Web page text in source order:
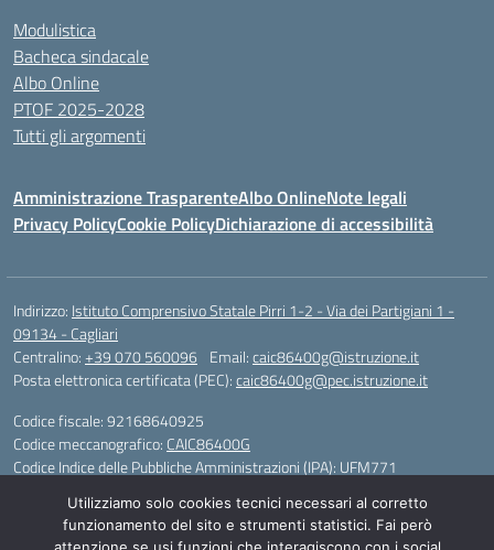
Modulistica
Bacheca sindacale
Albo Online
PTOF 2025-2028
Tutti gli argomenti
Amministrazione TrasparenteAlbo OnlineNote legali
Privacy PolicyCookie PolicyDichiarazione di accessibilità
Indirizzo: Istituto Comprensivo Statale Pirri 1-2 - Via dei Partigiani 1 -
09134 - Cagliari
Centralino:+39 070 560096 Email:caic86400g@istruzione.it
Posta elettronica certificata (PEC):caic86400g@pec.istruzione.it
Codice fiscale: 92168640925
Codice meccanografico: CAIC86400G
Codice Indice delle Pubbliche Amministrazioni (IPA): UFM771
IBAN - IT 46 W 0101504808000070626497
Utilizziamo solo cookies tecnici necessari al corretto
funzionamento del sito e strumenti statistici. Fai però